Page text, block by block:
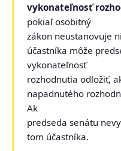
vykonateľnosť
pokiaľ osobitný
zákon neustanovuje
účastníka môže
vykonateľnosť
rozhodnutia odložiť,
napadnutého
Ak
predseda senátu
tom účastníka.